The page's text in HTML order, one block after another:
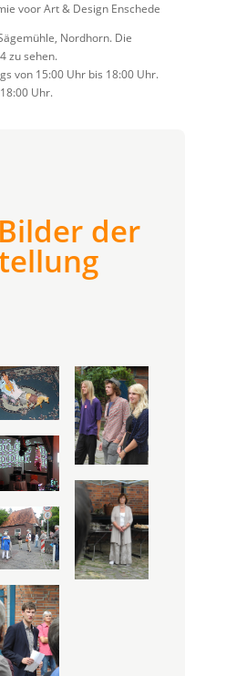
voor Art & Design Enschede
Nordhorn. Die
zu sehen.
von 15:00 Uhr bis 18:00 Uhr.
Uhr.
der